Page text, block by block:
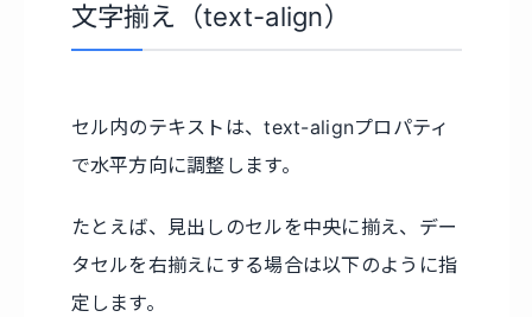
文字揃え（text-align）
セル内のテキストは、text-alignプロパティ
で水平方向に調整します。
たとえば、見出しのセルを中央に揃え、デー
タセルを右揃えにする場合は以下のように指
定します。